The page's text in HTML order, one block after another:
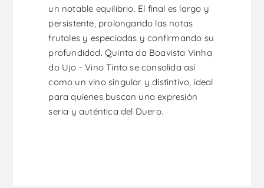
un notable equilibrio. El final es largo y
persistente, prolongando las notas
frutales y especiadas y confirmando su
profundidad. Quinta da Boavista Vinha
do Ujo - Vino Tinto se consolida así
como un vino singular y distintivo, ideal
para quienes buscan una expresión
seria y auténtica del Duero.